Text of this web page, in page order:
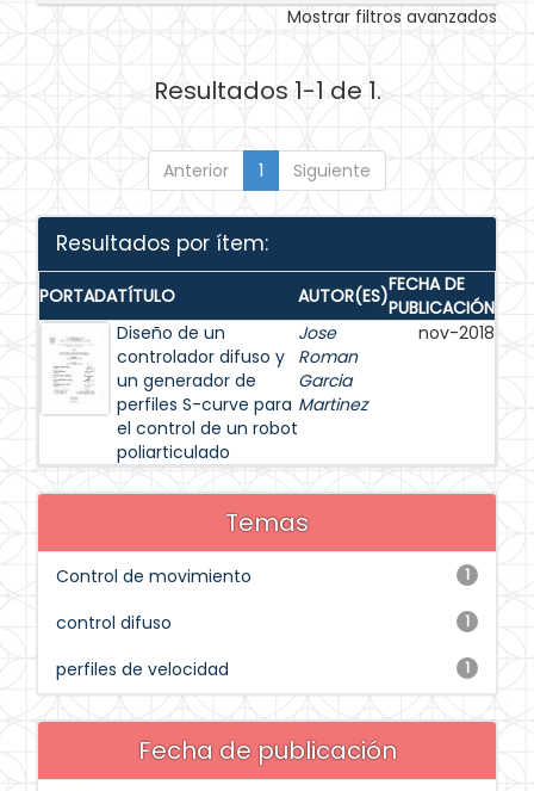
Mostrar filtros avanzados
Resultados 1-1 de 1.
Anterior 1 Siguiente
Resultados por ítem:
PORTADATÍTULO AUTOR(ES)FECHA DE
PUBLICACIÓN
Diseño de un
controlador difuso y
un generador de
perfiles S-curve para
el control de un robot
poliarticulado
Jose
Roman
Garcia
Martinez
nov-2018
Temas
1
Control de movimiento
1
control difuso
1
perfiles de velocidad
Fecha de publicación